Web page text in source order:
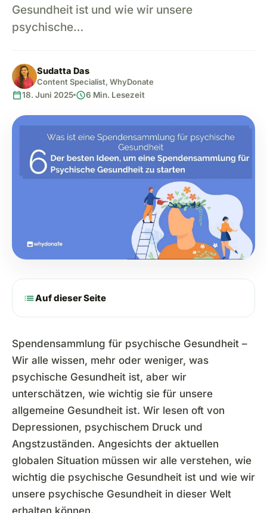
Gesundheit ist und wie wir unsere
psychische…
Sudatta Das
Content Specialist, WhyDonate
calendar_today18. Juni 2025 schedule6 Min. Lesezeit
listAuf dieser Seite
Spendensammlung für psychische Gesundheit –
Wir alle wissen, mehr oder weniger, was
psychische Gesundheit ist, aber wir
unterschätzen, wie wichtig sie für unsere
allgemeine Gesundheit ist. Wir lesen oft von
Depressionen, psychischem Druck und
Angstzuständen. Angesichts der aktuellen
globalen Situation müssen wir alle verstehen, wie
wichtig die psychische Gesundheit ist und wie wir
unsere psychische Gesundheit in dieser Welt